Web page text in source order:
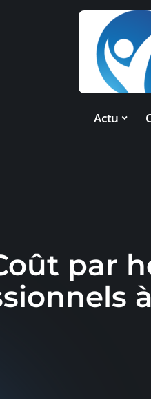
Actu
par
à